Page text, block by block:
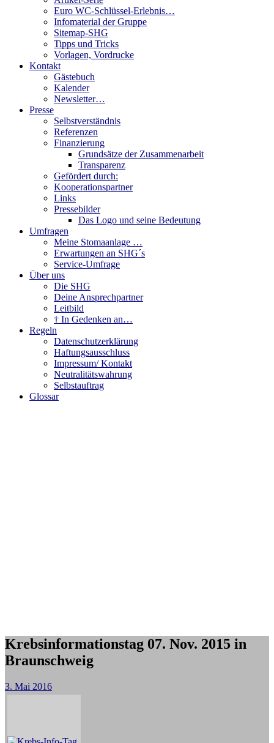
Euro WC-Schlüssel-Erlebnis…
Infomaterial der Gruppe
Sitemap-SHG
Tipps und Tricks
Vorlagen, Vordrucke
Kontakt
Gästebuch
Kalender
Newsletter…
Presse
Selbstverständnis
Referenzen
Finanzierung
Grundsätze der Zusammenarbeit
Transparenz
Gefördert durch:
Kooperationspartner
Links
Pressebilder
Das Logo und seine Bedeutung
Umfragen
Meine Stomaanlage …
Erwartungen an SHG´s
Service-Umfrage
Über uns
Die SHG
Deine Ansprechpartner
Leitbild
† In Gedenken an…
Regeln
Datenschutzerklärung
Haftungsausschluss
Impressum/ Kontakt
Neutralitätswahrung
Selbstauftrag
Glossar
Krebsinformationstag 07. Nov. 2015 in
Braunschweig
3. Mai 2016